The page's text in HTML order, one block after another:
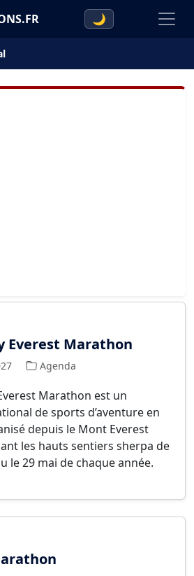
🌙
Everest Marathon
Agenda
Marathon est un
de sports d’aventure en
depuis le Mont Everest
les hauts sentiers sherpa de
le 29 mai de chaque année.